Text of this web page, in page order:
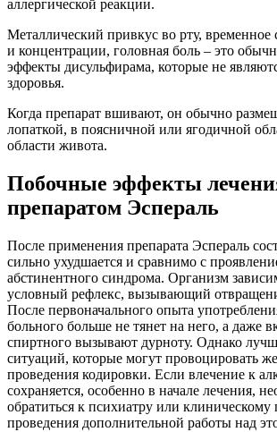
аллергической реакции.
Металлический привкус во рту,
и концентрации, головная боль – это
эффекты дисульфирама, которые не
здоровья.
Когда препарат вшивают, он обычно
лопаткой, в поясничной или ягодичной
области живота.
Побочные эффекты
препаратом Эспераль
После применения препарата Эспераль
сильно ухудшается и сравнимо с
абстинентного синдрома. Организм
условный рефлекс, вызывающий
После первоначального опыта
больного больше не тянет на него, а даже
спиртного вызывают дурноту. Однако
ситуаций, которые могут провоцировать
проведения кодировки. Если влечение к
сохраняется, особенно в начале лечения,
обратиться к психиатру или клиническому
проведения дополнительной работы над